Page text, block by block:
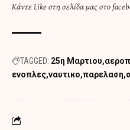
ΚάντεLike στη σελίδα μας στο
TAGGED: 25η Μαρτιου
ενοπλες ναυτικο παρελαση